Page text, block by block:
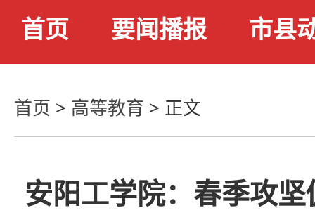
首页 要闻播报 市县
首页 > 高等教育 > 正文
安阳工学院：春季攻